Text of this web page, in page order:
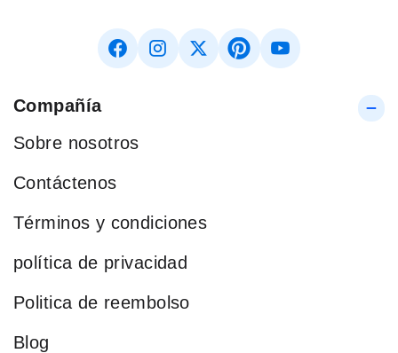
Compañía
Sobre nosotros
Contáctenos
Términos y condiciones
política de privacidad
Politica de reembolso
Blog